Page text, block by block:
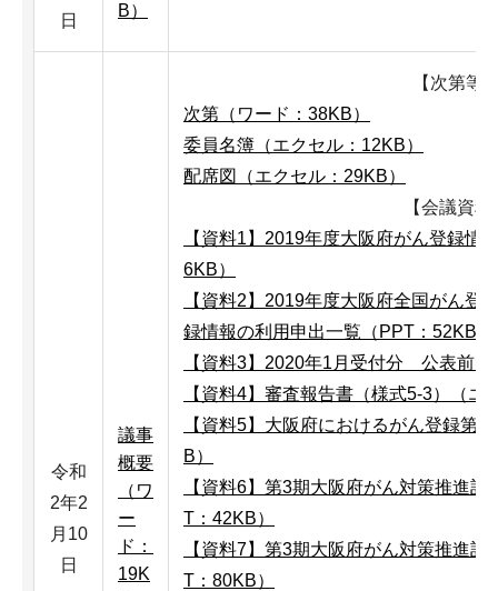
日
B）
令和
2年2
月10
日
議事
概要
（ワ
ー
ド：
19K
【次第等
次第（ワード：38KB）
委員名簿（エクセル：12KB）
配席図（エクセル：29KB）
【会議資料
【資料1】2019年度大阪府がん登録情
6KB）
【資料2】2019年度大阪府全国がん登
録情報の利用申出一覧（PPT：52KB）
【資料3】2020年1月受付分 公表前
【資料4】審査報告書（様式5-3）（エ
【資料5】大阪府におけるがん登録第
B）
【資料6】第3期大阪府がん対策推進
T：42KB）
【資料7】第3期大阪府がん対策推進
T：80KB）